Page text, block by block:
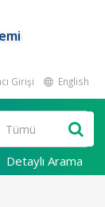
Girişi English
Detaylı Arama